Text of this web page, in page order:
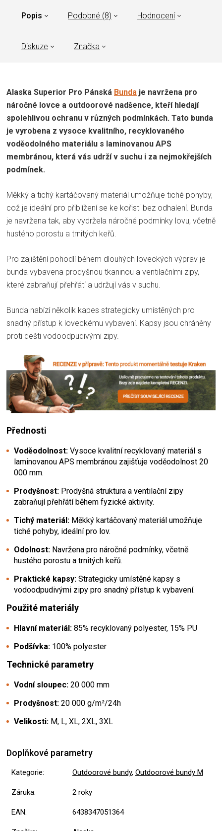
Popis Podobné (8) Hodnocení
Diskuze Značka
Alaska Superior Pro Pánská Bunda je navržena pro
náročné lovce a outdoorové nadšence, kteří hledají
spolehlivou ochranu v různých podmínkách. Tato bunda
je vyrobena z vysoce kvalitního, recyklovaného
voděodolného materiálu s laminovanou APS
membránou, která vás udrží v suchu i za nejmokřejších
podmínek.
Měkký a tichý kartáčovaný materiál umožňuje tiché pohyby,
což je ideální pro přiblížení se ke kořisti bez odhalení. Bunda
je navržena tak, aby vydržela náročné podmínky lovu, včetně
hustého porostu a trnitých keřů.
Pro zajištění pohodlí během dlouhých loveckých výprav je
bunda vybavena prodyšnou tkaninou a ventilačními zipy,
které zabraňují přehřátí a udržují vás v suchu.
Bunda nabízí několik kapes strategicky umístěných pro
snadný přístup k loveckému vybavení. Kapsy jsou chráněny
proti dešti vodoodpudivými zipy.
Přednosti
Voděodolnost: Vysoce kvalitní recyklovaný materiál s
laminovanou APS membránou zajišťuje voděodolnost 20
000 mm.
Prodyšnost: Prodyšná struktura a ventilační zipy
zabraňují přehřátí během fyzické aktivity.
Tichý materiál: Měkký kartáčovaný materiál umožňuje
tiché pohyby, ideální pro lov.
Odolnost: Navržena pro náročné podmínky, včetně
hustého porostu a trnitých keřů.
Praktické kapsy: Strategicky umístěné kapsy s
vodoodpudivými zipy pro snadný přístup k vybavení.
Použité materiály
Hlavní materiál: 85% recyklovaný polyester, 15% PU
Podšívka: 100% polyester
Technické parametry
Vodní sloupec: 20 000 mm
Prodyšnost: 20 000 g/m²/24h
Velikosti: M, L, XL, 2XL, 3XL
Doplňkové parametry
Kategorie: Outdoorové bundy, Outdoorové bundy M
Záruka: 2 roky
EAN: 6438347051364